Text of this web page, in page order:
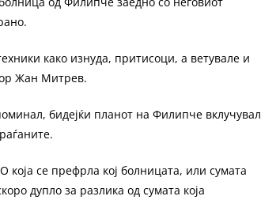
како изнуда, притисоци, а ветувале и
Жан Митрев.
бидејќи планот на Филипче вклучувал
се префрла кој болницата, или сумата
дупло за разлика од сумата која